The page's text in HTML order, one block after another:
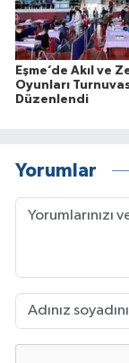
Eşme’de Akıl ve
Oyunları
Düzenlendi
Yorumlar